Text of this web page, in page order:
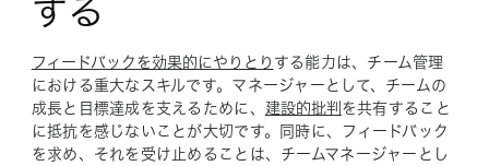
する
フィードバックを効果的にやりとり する能力は、チーム管理
における重大なスキルです。マネージャーとして、チームの
成長と目標達成を支えるために、 建設的批判 を共有すること
に抵抗を感じないことが大切です。同時に、フィードバック
を求め、それを受け止めることは、チームマネージャーとし